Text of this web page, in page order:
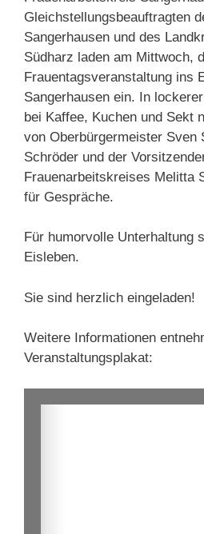
Gleichstellungsbeauftragten
Sangerhausen und des
Südharz laden am Mittwoch,
Frauentagsveranstaltung ins
Sangerhausen ein. In
bei Kaffee, Kuchen und Sekt
von Oberbürgermeister Sven
Schröder und der
Frauenarbeitskreises Melitta
für Gespräche.
Für humorvolle Unterhaltung
Eisleben.
Sie sind herzlich eingeladen!
Weitere Informationen
Veranstaltungsplakat: